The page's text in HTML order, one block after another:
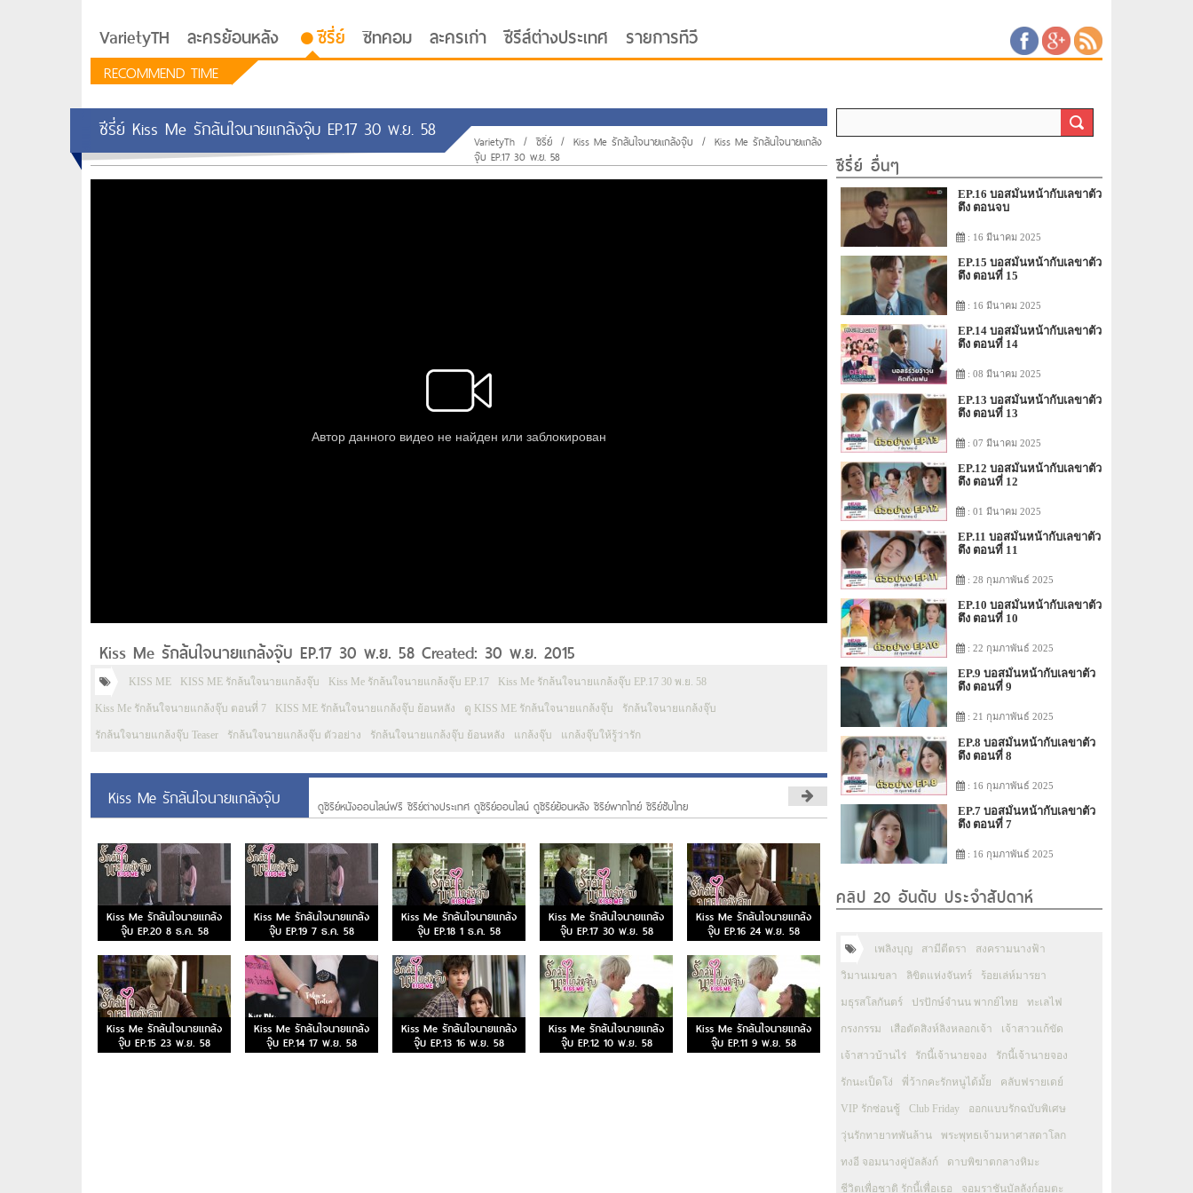
VarietyTH ละครย้อนหลัง ซีรี่ย์ ซิทคอม ละครเก่า ซีรีส์ต่างประเทศ รายการทีวี
RECOMMEND TIME
รักอยู่ประตูถัดไป
ซีรี่ย์ Kiss Me รักล้นใจนายแกล้งจุ๊บ EP.17 30 พ.ย. 58 VarietyTh / ซีรี่ย์ / Kiss Me รักล้นใจนายแกล้งจุ๊บ / Kiss Me รักล้นใจนายแกล้ง
จุ๊บ EP.17 30 พ.ย. 58
Kiss Me รักล้นใจนายแกล้งจุ๊บ EP.17 30 พ.ย. 58 Created: 30 พ.ย. 2015
KISS ME KISS ME รักล้นใจนายแกล้งจุ๊บ Kiss Me รักล้นใจนายแกล้งจุ๊บ EP.17 Kiss Me รักล้นใจนายแกล้งจุ๊บ EP.17 30 พ.ย. 58
Kiss Me รักล้นใจนายแกล้งจุ๊บ ตอนที่ 7 KISS ME รักล้นใจนายแกล้งจุ๊บ ย้อนหลัง ดู KISS ME รักล้นใจนายแกล้งจุ๊บ รักล้นใจนายแกล้งจุ๊บ
รักล้นใจนายแกล้งจุ๊บ Teaser รักล้นใจนายแกล้งจุ๊บ ตัวอย่าง รักล้นใจนายแกล้งจุ๊บ ย้อนหลัง แกล้งจุ๊บ แกล้งจุ๊บให้รู้ว่ารัก
Kiss Me รักล้นใจนายแกล้งจุ๊บ ดูซีรีย์หนังออนไลน์ฟรี ซีรีย์ต่างประเทศ ดูซีรีย์ออนไลน์ ดูซีรีย์ย้อนหลัง ซีรีย์พากไทย์ ซีรีย์ซับไทย
Kiss Me รักล้นใจนายแกล้ง
จุ๊บ EP.20 8 ธ.ค. 58
Kiss Me รักล้นใจนายแกล้ง
จุ๊บ EP.19 7 ธ.ค. 58
Kiss Me รักล้นใจนายแกล้ง
จุ๊บ EP.18 1 ธ.ค. 58
Kiss Me รักล้นใจนายแกล้ง
จุ๊บ EP.17 30 พ.ย. 58
Kiss Me รักล้นใจนายแกล้ง
จุ๊บ EP.16 24 พ.ย. 58
Kiss Me รักล้นใจนายแกล้ง
จุ๊บ EP.15 23 พ.ย. 58
Kiss Me รักล้นใจนายแกล้ง
จุ๊บ EP.14 17 พ.ย. 58
Kiss Me รักล้นใจนายแกล้ง
จุ๊บ EP.13 16 พ.ย. 58
Kiss Me รักล้นใจนายแกล้ง
จุ๊บ EP.12 10 พ.ย. 58
Kiss Me รักล้นใจนายแกล้ง
จุ๊บ EP.11 9 พ.ย. 58
ซีรี่ย์ อื่นๆ
EP.16 บอสมั่นหน้ากับเลขาตัว
ตึง ตอนจบ
: 16 มีนาคม 2025
EP.15 บอสมั่นหน้ากับเลขาตัว
ตึง ตอนที่ 15
: 16 มีนาคม 2025
EP.14 บอสมั่นหน้ากับเลขาตัว
ตึง ตอนที่ 14
: 08 มีนาคม 2025
EP.13 บอสมั่นหน้ากับเลขาตัว
ตึง ตอนที่ 13
: 07 มีนาคม 2025
EP.12 บอสมั่นหน้ากับเลขาตัว
ตึง ตอนที่ 12
: 01 มีนาคม 2025
EP.11 บอสมั่นหน้ากับเลขาตัว
ตึง ตอนที่ 11
: 28 กุมภาพันธ์ 2025
EP.10 บอสมั่นหน้ากับเลขาตัว
ตึง ตอนที่ 10
: 22 กุมภาพันธ์ 2025
EP.9 บอสมั่นหน้ากับเลขาตัว
ตึง ตอนที่ 9
: 21 กุมภาพันธ์ 2025
EP.8 บอสมั่นหน้ากับเลขาตัว
ตึง ตอนที่ 8
: 16 กุมภาพันธ์ 2025
EP.7 บอสมั่นหน้ากับเลขาตัว
ตึง ตอนที่ 7
: 16 กุมภาพันธ์ 2025
คลิป 20 อันดับ ประจำสัปดาห์
เพลิงบุญ สามีตีตรา สงครามนางฟ้า
วิมานเมขลา ลิขิตแห่งจันทร์ ร้อยเล่ห์มารยา
มธุรสโลกันตร์ ปรปักษ์จำนน พากย์ไทย ทะเลไฟ
กรงกรรม เสือตัดสิงห์ลิงหลอกเจ้า เจ้าสาวแก้ขัด
เจ้าสาวบ้านไร่ รักนี้เจ้านายจอง รักนี้เจ้านายจอง
รักนะเป็ดโง่ พี่ว้ากคะรักหนูได้มั้ย คลับฟรายเดย์
VIP รักซ่อนชู้ Club Friday ออกแบบรักฉบับพิเศษ
วุ่นรักทายาทพันล้าน พระพุทธเจ้ามหาศาสดาโลก
ทงอี จอมนางคู่บัลลังก์ ดาบพิฆาตกลางหิมะ
ชีวิตเพื่อชาติ รักนี้เพื่อเธอ จอมราชันบัลลังก์อมตะ